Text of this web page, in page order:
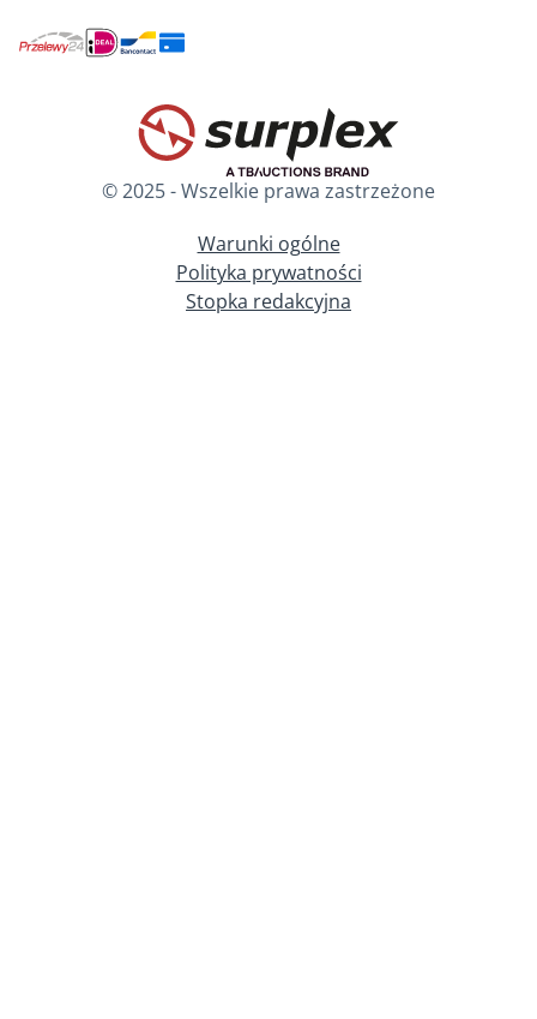
© 2025 - Wszelkie prawa zastrzeżone
Warunki ogólne
Polityka prywatności
Stopka redakcyjna